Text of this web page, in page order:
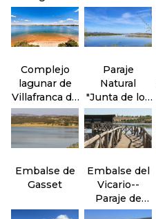
Molemocho
Complejo
lagunar de
Villafranca de
los
Caballeros
Paraje
Natural
"Junta de los
ríos" Záncara
y Cigüela
Embalse de
Gasset
Embalse del
Vicario--
Paraje de
Peralvillo